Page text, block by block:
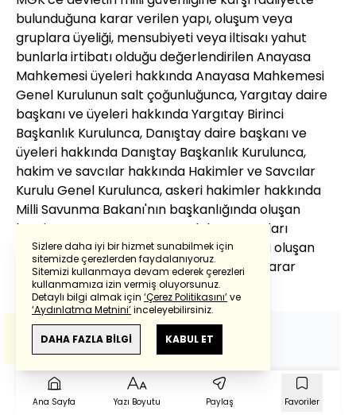
bulunduğuna karar verilen yapı, oluşum veya
gruplara üyeliği, mensubiyeti veya iltisakı yahut
bunlarla irtibatı olduğu değerlendirilen Anayasa
Mahkemesi üyeleri hakkında Anayasa Mahkemesi
Genel Kurulunun salt çoğunluğunca, Yargıtay daire
başkanı ve üyeleri hakkında Yargıtay Birinci
Başkanlık Kurulunca, Danıştay daire başkanı ve
üyeleri hakkında Danıştay Başkanlık Kurulunca,
hakim ve savcılar hakkında Hakimler ve Savcılar
Kurulu Genel Kurulunca, askeri hakimler hakkında
Milli Savunma Bakanı'nın başkanlığında oluşan
komisyonca ve Sayıştay meslek mensupları
hakkında Sayıştay Başkanı başkanlığında oluşan
komisyonca meslekten çıkarılmalarına karar
verilecek.
Ana Sayfa Yazı Boyutu Paylaş Favoriler
Sizlere daha iyi bir hizmet sunabilmek için
sitemizde çerezlerden faydalanıyoruz.
Sitemizi kullanmaya devam ederek çerezleri
kullanmamıza izin vermiş oluyorsunuz.
Detaylı bilgi almak için ‘Çerez Politikasını’ve
‘Aydınlatma Metnini’inceleyebilirsiniz.
DAHA FAZLA BİLGİ KABUL ET
Powered by Translate
Bu çevirideGoogle Transletekullanılmıştır.
Anlam ve çeviri hatalarından
haberturk.com
sorumlu değildir.